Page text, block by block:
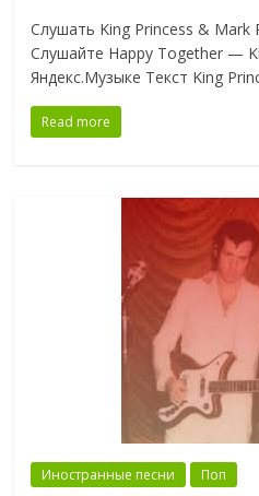
Слушать King Princess &
Слушайте Happy Together —
Яндекс.Музыке Текст King
Read more
Иностранные песни Поп